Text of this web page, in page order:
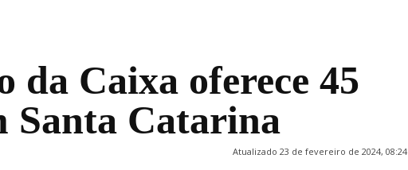
da Caixa oferece 45
Santa Catarina
Atualizado 23 de fevereiro de 2024, 08:24